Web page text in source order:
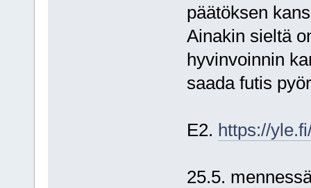
päätöksen
Ainakin sieltä
hyvinvoinnin
saada futis
E2. https://
25.5.